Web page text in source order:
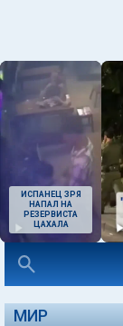
ИСПАНЕЦ ЗРЯ
НАПАЛ НА
РЕЗЕРВИСТА
ЦАХАЛА
МИР